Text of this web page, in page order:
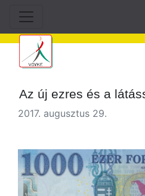
Az új ezres és a
2017. augusztus 29.